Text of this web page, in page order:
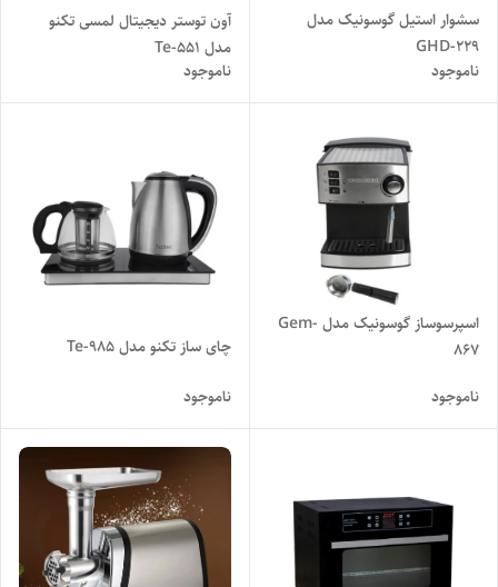
سشوار استیل گوسونیک مدل
GHD-229
ناموجود
آون توستر دیجیتال لمسی تکنو
مدل Te-551
ناموجود
اسپرسوساز گوسونیک مدل Gem-
867
ناموجود
چای ساز تکنو مدل Te-985
ناموجود